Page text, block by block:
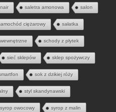
saletra amonowa salon
ciężarowy sałatka
schody z płytek
sieć sklepów sklep spożywczy
sok z dzikiej róży
styl skandynawski
syrop owocowy syrop z malin